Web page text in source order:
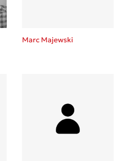
Δεληγεώργη
Marc Majewski